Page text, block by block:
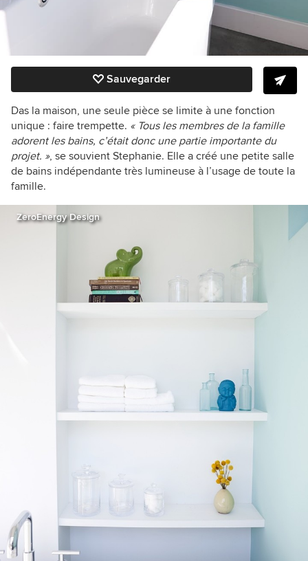
Sauvegarder
Das la maison, une seule pièce se limite à une fonction
unique : faire trempette. « Tous les membres de la famille
adorent les bains, c’était donc une partie importante du
projet. », se souvient Stephanie. Elle a créé une petite salle
de bains indépendante très lumineuse à l’usage de toute la
famille.
ZeroEnergy Design